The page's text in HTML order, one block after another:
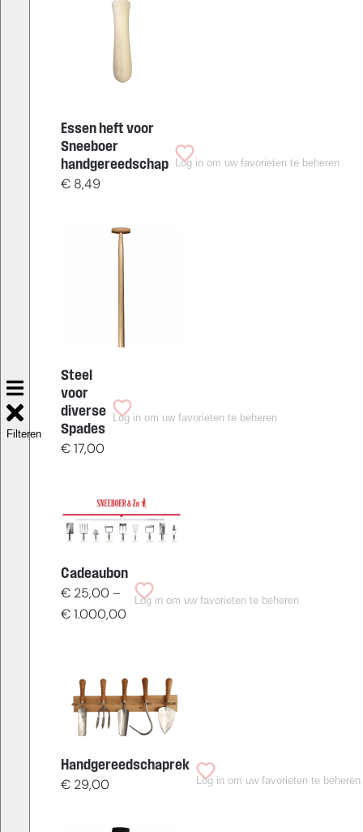
Filteren
Essen heft voor
Sneeboer
handgereedschap
€8,49
Log in om uw favorieten te beheren
Steel
voor
diverse
Spades
€17,00
Log in om uw favorieten te beheren
Cadeaubon
€25,00 –
€1.000,00Prijsklasse:
€ 1.000,00
Log in om uw favorieten te beheren
Handgereedschaprek
€29,00 Log in om uw favorieten te beheren